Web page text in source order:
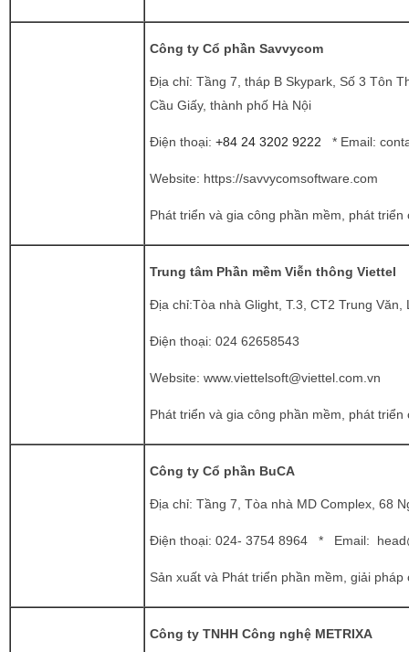
Công ty Cổ phần Savvycom
Địa chỉ: Tầng 7, tháp B Skypark, Số 3 Tôn
Cầu Giấy, thành phố Hà Nội
Điện thoại: +84 24 3202 9222 * Email:
Website: https://savvycomsoftware.com
Phát triển và gia công phần mềm, phát
Trung tâm Phần mềm Viễn thông Viettel
Địa chỉ:Tòa nhà Glight, T.3, CT2 Trung
Điện thoại: 024 62658543
Website: www.viettelsoft@viettel.com.vn
Phát triển và gia công phần mềm, phát
Công ty Cổ phần BuCA
Địa chỉ: Tầng 7, Tòa nhà MD Complex, 68
Điện thoại: 024- 3754 8964 * Email:
Sản xuất và Phát triển phần mềm, giải
Công ty TNHH Công nghệ METRIXA